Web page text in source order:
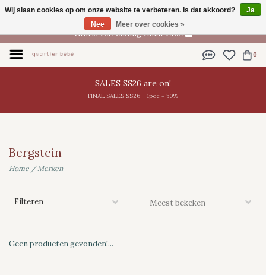
NL
Gratis verzending vanaf €100
0
SALES SS26 are on!
FINAL SALES SS26 - 1pce = 50%
Bergstein
Home /Merken
Filteren
Geen producten gevonden!...
Wij slaan cookies op om onze website te verbeteren. Is dat akkoord?
Ja
Nee
Meer over cookies »